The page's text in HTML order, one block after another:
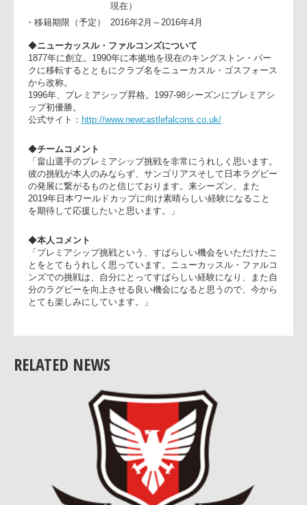
2004年4月～2008年3月 早稲田大学
2008年4月～ サントリーサンゴリアス
現在）
・移籍期限（予定） 2016年2月～2016年4月
◆ニューカッスル・ファルコンズについて
1877年に創立。1990年に本拠地を現在のキングストン・パー
クに移転するとともにクラブ名をニューカスル・ゴスフォー
1996年、プレミアシップ昇格。1997-98シーズンにプレミアシ
ップ初優勝。
公式サイト：http://www.newcastlefalcons.co.uk/
◆チームコメント
彼の挑戦が本人のみならず、サンゴリアスそして日本ラグビ
の発展に繋がるものと信じております。来シーズン、また
2019年日本ワールドカップに向け素晴らしい経験になること
を期待して応援したいと思います。」
分のラグビーを向上させる良い機会になると思うので、今か
RELATED NEWS